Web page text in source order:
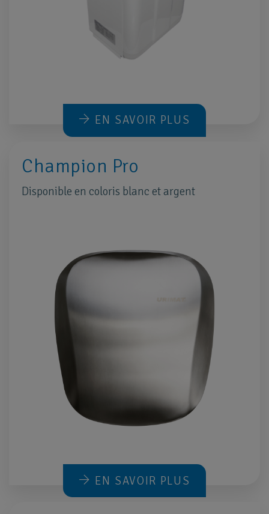
EN SAVOIR PLUS
Champion Pro
Disponible en coloris blanc et argent
EN SAVOIR PLUS